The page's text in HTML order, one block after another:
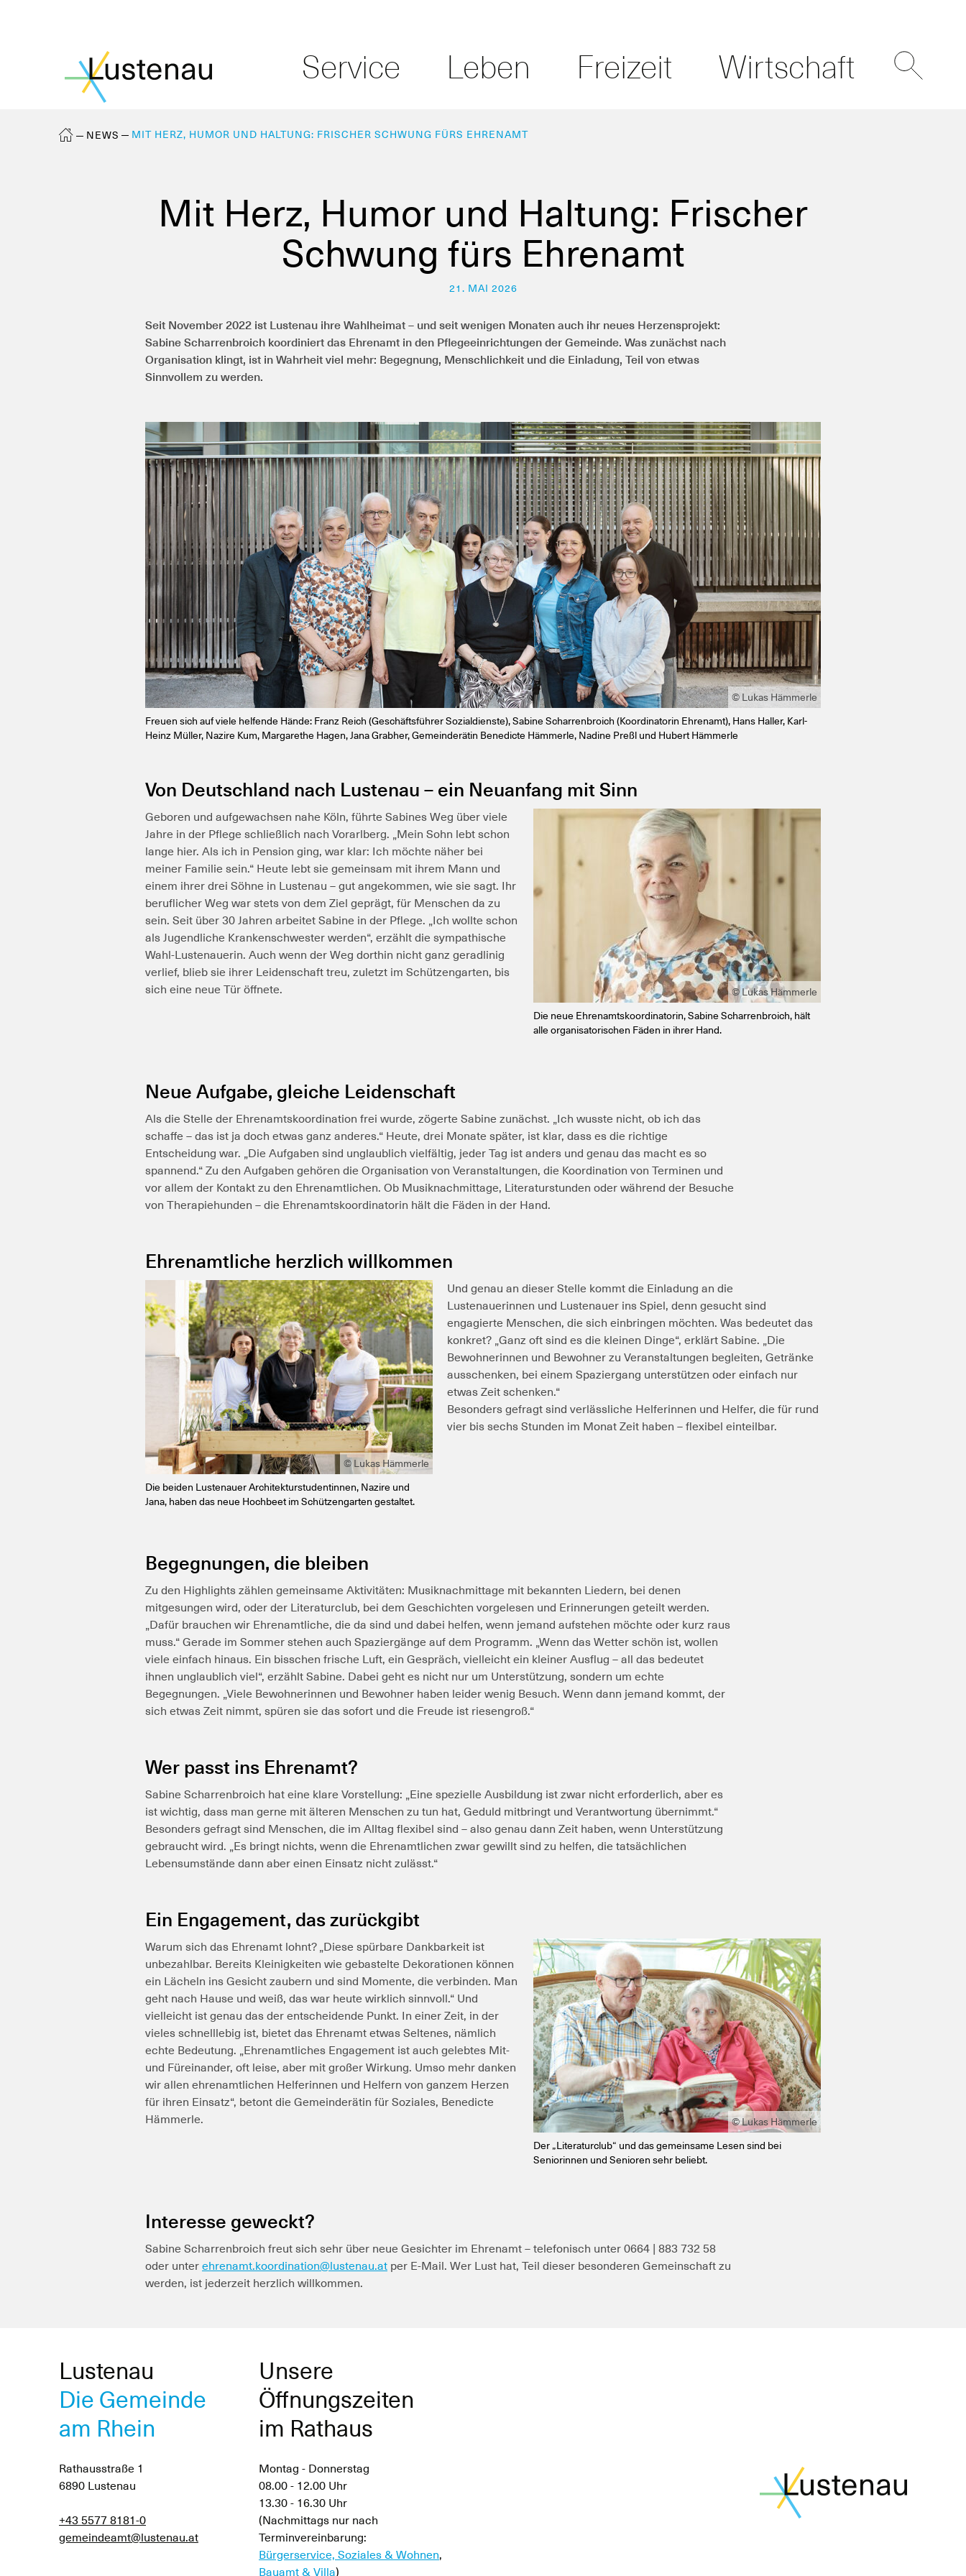
Service Leben Freizeit Wirtschaft
NEWS MIT HERZ, HUMOR UND HALTUNG: FRISCHER SCHWUNG FÜRS EHRENAMT
Mit Herz, Humor und Haltung: Frischer
Schwung fürs Ehrenamt
21. MAI 2026
Seit November 2022 ist Lustenau ihre Wahlheimat – und seit wenigen Monaten auch ihr neues Herzensprojekt:
Sabine Scharrenbroich koordiniert das Ehrenamt in den Pflegeeinrichtungen der Gemeinde. Was zunächst nach
Organisation klingt, ist in Wahrheit viel mehr: Begegnung, Menschlichkeit und die Einladung, Teil von etwas
Sinnvollem zu werden.
© Lukas Hämmerle
Freuen sich auf viele helfende Hände: Franz Reich (Geschäftsführer Sozialdienste), Sabine Scharrenbroich (Koordinatorin Ehrenamt), Hans Haller, Karl-
Heinz Müller, Nazire Kum, Margarethe Hagen, Jana Grabher, Gemeinderätin Benedicte Hämmerle, Nadine Preßl und Hubert Hämmerle
Von Deutschland nach Lustenau – ein Neuanfang mit Sinn
© Lukas Hämmerle
Die neue Ehrenamtskoordinatorin, Sabine Scharrenbroich, hält
alle organisatorischen Fäden in ihrer Hand.
Geboren und aufgewachsen nahe Köln, führte Sabines Weg über viele
Jahre in der Pflege schließlich nach Vorarlberg. „Mein Sohn lebt schon
lange hier. Als ich in Pension ging, war klar: Ich möchte näher bei
meiner Familie sein.“ Heute lebt sie gemeinsam mit ihrem Mann und
einem ihrer drei Söhne in Lustenau – gut angekommen, wie sie sagt. Ihr
beruflicher Weg war stets von dem Ziel geprägt, für Menschen da zu
sein. Seit über 30 Jahren arbeitet Sabine in der Pflege. „Ich wollte schon
als Jugendliche Krankenschwester werden“, erzählt die sympathische
Wahl-Lustenauerin. Auch wenn der Weg dorthin nicht ganz geradlinig
verlief, blieb sie ihrer Leidenschaft treu, zuletzt im Schützengarten, bis
sich eine neue Tür öffnete.
Neue Aufgabe, gleiche Leidenschaft
Als die Stelle der Ehrenamtskoordination frei wurde, zögerte Sabine zunächst. „Ich wusste nicht, ob ich das
schaffe – das ist ja doch etwas ganz anderes.“ Heute, drei Monate später, ist klar, dass es die richtige
Entscheidung war. „Die Aufgaben sind unglaublich vielfältig, jeder Tag ist anders und genau das macht es so
spannend.“ Zu den Aufgaben gehören die Organisation von Veranstaltungen, die Koordination von Terminen und
vor allem der Kontakt zu den Ehrenamtlichen. Ob Musiknachmittage, Literaturstunden oder während der Besuche
von Therapiehunden – die Ehrenamtskoordinatorin hält die Fäden in der Hand.
Ehrenamtliche herzlich willkommen
© Lukas Hämmerle
Die beiden Lustenauer Architekturstudentinnen, Nazire und
Jana, haben das neue Hochbeet im Schützengarten gestaltet.
Und genau an dieser Stelle kommt die Einladung an die
Lustenauerinnen und Lustenauer ins Spiel, denn gesucht sind
engagierte Menschen, die sich einbringen möchten. Was bedeutet das
konkret? „Ganz oft sind es die kleinen Dinge“, erklärt Sabine. „Die
Bewohnerinnen und Bewohner zu Veranstaltungen begleiten, Getränke
ausschenken, bei einem Spaziergang unterstützen oder einfach nur
etwas Zeit schenken.“
Besonders gefragt sind verlässliche Helferinnen und Helfer, die für rund
vier bis sechs Stunden im Monat Zeit haben – flexibel einteilbar.
Begegnungen, die bleiben
Zu den Highlights zählen gemeinsame Aktivitäten: Musiknachmittage mit bekannten Liedern, bei denen
mitgesungen wird, oder der Literaturclub, bei dem Geschichten vorgelesen und Erinnerungen geteilt werden.
„Dafür brauchen wir Ehrenamtliche, die da sind und dabei helfen, wenn jemand aufstehen möchte oder kurz raus
muss.“ Gerade im Sommer stehen auch Spaziergänge auf dem Programm. „Wenn das Wetter schön ist, wollen
viele einfach hinaus. Ein bisschen frische Luft, ein Gespräch, vielleicht ein kleiner Ausflug – all das bedeutet
ihnen unglaublich viel“, erzählt Sabine. Dabei geht es nicht nur um Unterstützung, sondern um echte
Begegnungen. „Viele Bewohnerinnen und Bewohner haben leider wenig Besuch. Wenn dann jemand kommt, der
sich etwas Zeit nimmt, spüren sie das sofort und die Freude ist riesengroß.“
Wer passt ins Ehrenamt?
Sabine Scharrenbroich hat eine klare Vorstellung: „Eine spezielle Ausbildung ist zwar nicht erforderlich, aber es
ist wichtig, dass man gerne mit älteren Menschen zu tun hat, Geduld mitbringt und Verantwortung übernimmt.“
Besonders gefragt sind Menschen, die im Alltag flexibel sind – also genau dann Zeit haben, wenn Unterstützung
gebraucht wird. „Es bringt nichts, wenn die Ehrenamtlichen zwar gewillt sind zu helfen, die tatsächlichen
Lebensumstände dann aber einen Einsatz nicht zulässt.“
Ein Engagement, das zurückgibt
© Lukas Hämmerle
Der „Literaturclub“ und das gemeinsame Lesen sind bei
Seniorinnen und Senioren sehr beliebt.
Warum sich das Ehrenamt lohnt? „Diese spürbare Dankbarkeit ist
unbezahlbar. Bereits Kleinigkeiten wie gebastelte Dekorationen können
ein Lächeln ins Gesicht zaubern und sind Momente, die verbinden. Man
geht nach Hause und weiß, das war heute wirklich sinnvoll.“ Und
vielleicht ist genau das der entscheidende Punkt. In einer Zeit, in der
vieles schnelllebig ist, bietet das Ehrenamt etwas Seltenes, nämlich
echte Bedeutung. „Ehrenamtliches Engagement ist auch gelebtes Mit-
und Füreinander, oft leise, aber mit großer Wirkung. Umso mehr danken
wir allen ehrenamtlichen Helferinnen und Helfern von ganzem Herzen
für ihren Einsatz“, betont die Gemeinderätin für Soziales, Benedicte
Hämmerle.
Interesse geweckt?
Sabine Scharrenbroich freut sich sehr über neue Gesichter im Ehrenamt – telefonisch unter 0664 | 883 732 58
oder unter ehrenamt.koordination@lustenau.at per E-Mail. Wer Lust hat, Teil dieser besonderen Gemeinschaft zu
werden, ist jederzeit herzlich willkommen.
Lustenau
Die Gemeinde
am Rhein
Rathausstraße 1
6890 Lustenau
+43 5577 8181-0
gemeindeamt@lustenau.at
Unsere
Öffnungszeiten
im Rathaus
Montag - Donnerstag
08.00 - 12.00 Uhr
13.30 - 16.30 Uhr
(Nachmittags nur nach
Terminvereinbarung:
Bürgerservice, Soziales & Wohnen,
Bauamt & Villa)